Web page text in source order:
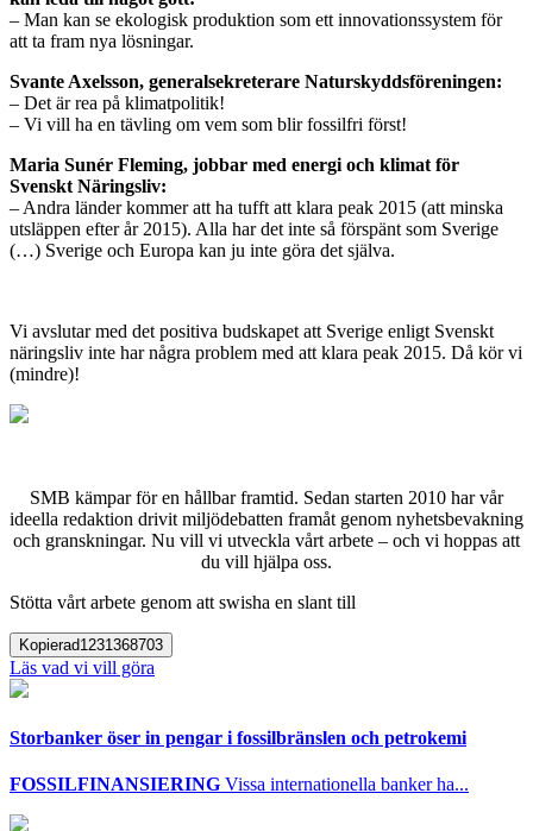
– Man kan se ekologisk produktion som ett innovationssystem för
att ta fram nya lösningar.
Svante Axelsson, generalsekreterare Naturskyddsföreningen:
– Det är rea på klimatpolitik!
– Vi vill ha en tävling om vem som blir fossilfri först!
Maria Sunér Fleming, jobbar med energi och klimat för
Svenskt Näringsliv:
– Andra länder kommer att ha tufft att klara peak 2015 (att minska
utsläppen efter år 2015). Alla har det inte så förspänt som Sverige
(…) Sverige och Europa kan ju inte göra det själva.
Vi avslutar med det positiva budskapet att Sverige enligt Svenskt
näringsliv inte har några problem med att klara peak 2015. Då kör vi
(mindre)!
SMB kämpar för en hållbar framtid. Sedan starten 2010 har vår
ideella redaktion drivit miljödebatten framåt genom nyhetsbevakning
och granskningar. Nu vill vi utveckla vårt arbete – och vi hoppas att
du vill hjälpa oss.
Stötta vårt arbete genom att swisha en slant till
Kopierad1231368703
Läs vad vi vill göra
Storbanker öser in pengar i fossilbränslen och petrokemi
FOSSILFINANSIERING Vissa internationella banker ha...